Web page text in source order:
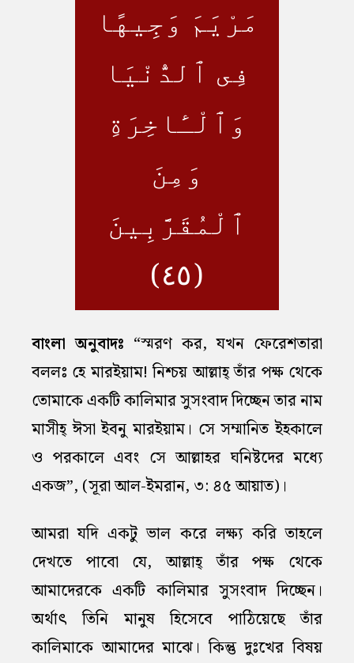
مَرْيَمَ وَجِيهًا
فِى ٱلدُّنْيَا
وَٱلْـَٔاخِرَةِ
وَمِنَ
ٱلْمُقَرَّبِينَ
(٤٥)
বাংলা অনুবাদঃ “স্মরণ কর, যখন ফেরেশতারা
বললঃ হে মারইয়াম! নিশ্চয় আল্লাহ্‌ তাঁর পক্ষ থেকে
তোমাকে একটি কালিমার ‍সুসংবাদ দিচ্ছেন তার নাম
মাসীহ্‌ ঈসা ইবনু মারইয়াম। সে সম্মানিত ইহকালে
ও পরকালে এবং সে আল্লাহর ঘনিষ্টদের মধ্যে
একজ”, (সূরা আল-ইমরান, ৩: ৪৫ আয়াত)।
আমরা যদি একটু ভাল করে লক্ষ্য করি তাহলে
দেখতে পাবো যে, আল্লাহ্‌ তাঁর পক্ষ থেকে
আমাদেরকে একটি কালিমার সুসংবাদ দিচ্ছেন।
অর্থাৎ তিনি মানুষ হিসেবে পাঠিয়েছে তাঁর
কালিমাকে আমাদের মাঝে। কিন্তু দুঃখের বিষয়